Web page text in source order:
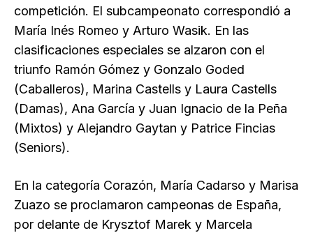
competición. El subcampeonato correspondió a
María Inés Romeo y Arturo Wasik. En las
clasificaciones especiales se alzaron con el
triunfo Ramón Gómez y Gonzalo Goded
(Caballeros), Marina Castells y Laura Castells
(Damas), Ana García y Juan Ignacio de la Peña
(Mixtos) y Alejandro Gaytan y Patrice Fincias
(Seniors).
En la categoría Corazón, María Cadarso y Marisa
Zuazo se proclamaron campeonas de España,
por delante de Krysztof Marek y Marcela